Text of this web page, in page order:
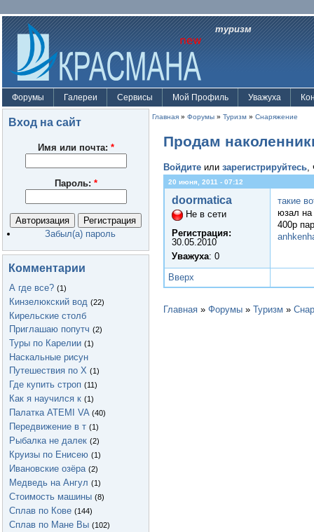
туризм
Форумы Галереи Сервисы Мой Профиль Уважуха
Вход на сайт
Имя или почта: *
Пароль: *
Забыл(а) пароль
Комментарии
А где все? (1)
Кинзелюкский вод (22)
Кирельские столб
Приглашаю попутч (2)
Туры по Карелии (1)
Наскальные рисун
Путешествия по Х (1)
Где купить строп (11)
Как я научился к (1)
Палатка ATEMI VA (40)
Передвижение в т (1)
Рыбалка не далек (2)
Круизы по Енисею (1)
Ивановские озёра (2)
Медведь на Ангул (1)
Стоимость машины (8)
Сплав по Кове (144)
Сплав по Мане Вы (102)
Главная » Форумы » Туризм » Снаряжение
Продам
Войдите или зарегистрируйтесь,
20 июня, 2011 - 07:12
doormatica
Не в сети
Регистрация:
30.05.2010
Уважуха: 0
такие
юзал на
400р
Вверх
Главная » Форумы » Туризм »